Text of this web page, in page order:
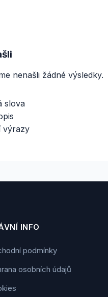
nenašli žádné výsledky.
slova
výrazy
INFO
podmínky
osobních údajů